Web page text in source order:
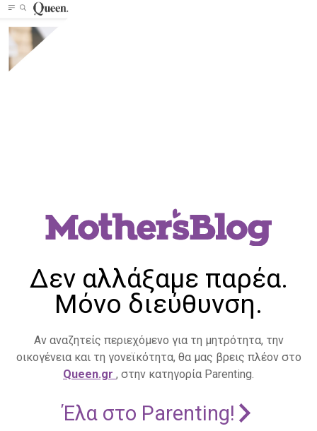
Δεν αλλάξαμε παρέα.
Μόνο διεύθυνση.
Αν αναζητείς περιεχόμενο για τη μητρότητα, την
οικογένεια και τη γονεϊκότητα, θα μας βρεις πλέον στο
Queen.gr , στην κατηγορία Parenting.
Έλα στο Parenting!